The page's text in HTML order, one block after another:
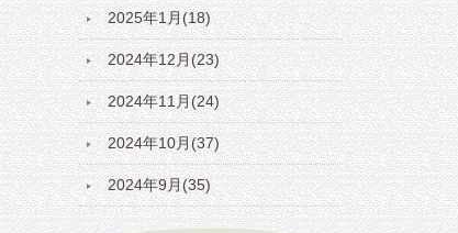
2025年1月(18)
2024年12月(23)
2024年11月(24)
2024年10月(37)
2024年9月(35)